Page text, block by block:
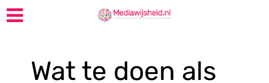
Wat te doen als